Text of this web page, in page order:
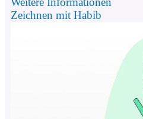
Zeichnen mit Habib